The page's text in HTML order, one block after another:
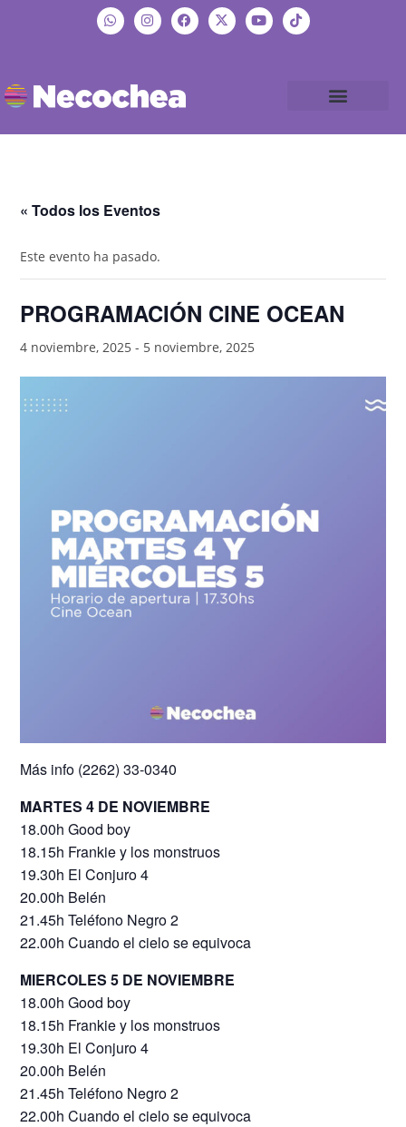
« Todos los Eventos
Este evento ha pasado.
PROGRAMACIÓN CINE OCEAN
4 noviembre, 2025 - 5 noviembre, 2025
Más info (2262) 33-0340
MARTES 4 DE NOVIEMBRE
18.00h Good boy
18.15h Frankie y los monstruos
19.30h El Conjuro 4
20.00h Belén
21.45h Teléfono Negro 2
22.00h Cuando el cielo se equivoca
MIERCOLES 5 DE NOVIEMBRE
18.00h Good boy
18.15h Frankie y los monstruos
19.30h El Conjuro 4
20.00h Belén
21.45h Teléfono Negro 2
22.00h Cuando el cielo se equivoca